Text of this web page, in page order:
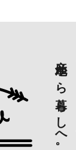
産地から暮らしへ。